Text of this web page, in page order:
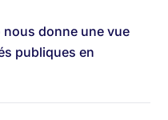
nous donne une vue
publiques en